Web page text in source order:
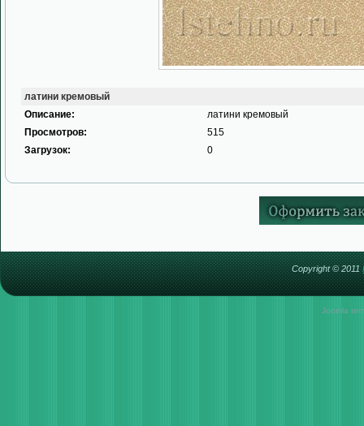
латини кремовый
Описание:
латини кремовый
Просмотров:
515
Загрузок:
0
Copyright © 2011
Joomla